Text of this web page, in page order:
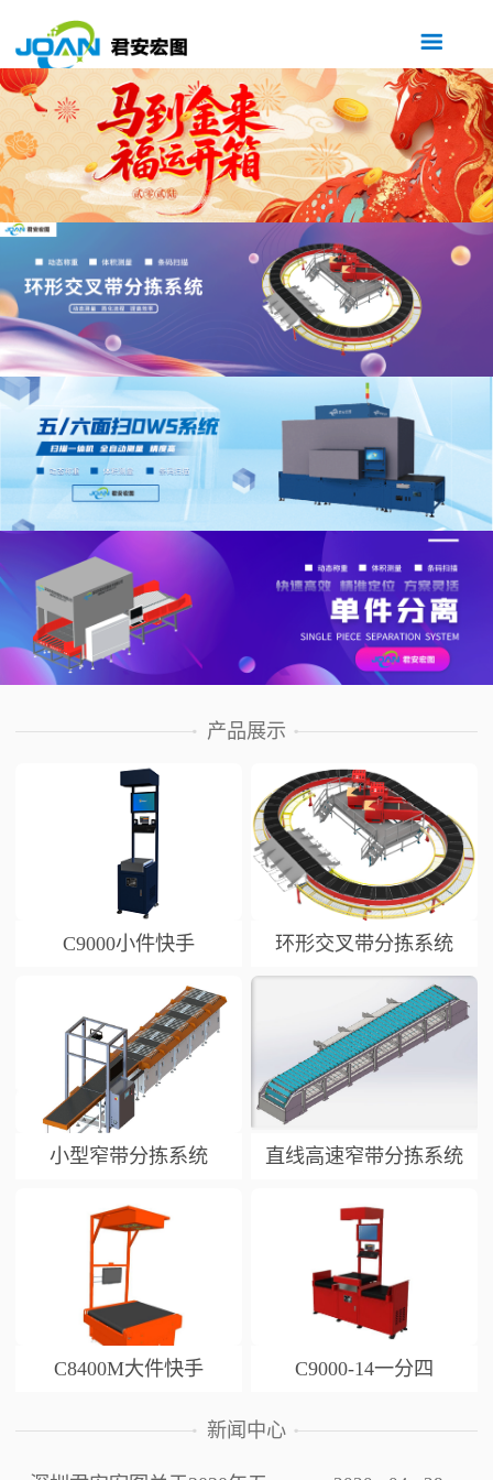
产品展示
C9000小件快手 环形交叉带分拣系统
小型窄带分拣系统 直线高速窄带分拣系统
C8400M大件快手 C9000-14一分四
新闻中心